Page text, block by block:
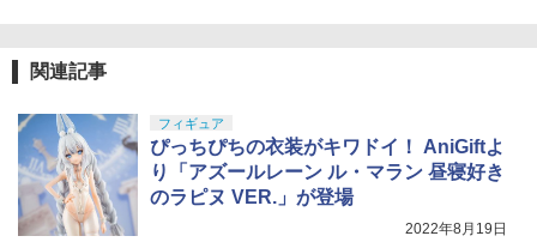
関連記事
フィギュア
ぴっちぴちの衣装がキワドイ！ AniGiftよ
り「アズールレーン ル・マラン 昼寝好き
のラピヌ VER.」が登場
2022年8月19日